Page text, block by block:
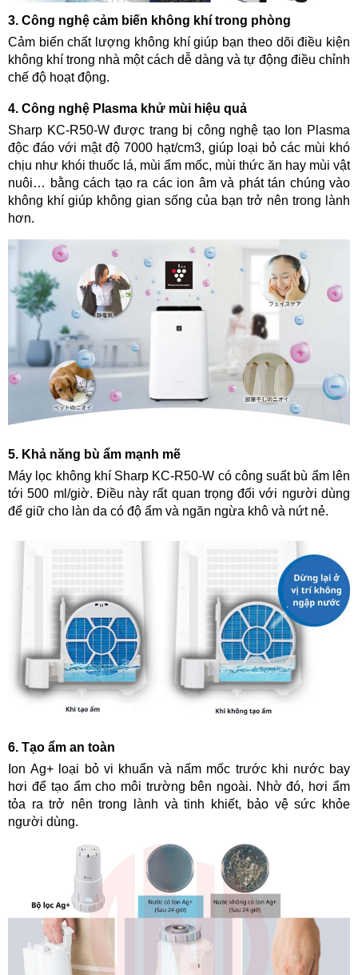
3. Công nghệ cảm biến không khí trong phòng
Cảm biến chất lượng không khí giúp bạn theo dõi điều kiện
không khí trong nhà một cách dễ dàng và tự động điều chỉnh
chế độ hoạt động.
4. Công nghệ Plasma khử mùi hiệu quả
Sharp KC-R50-W được trang bị công nghệ tạo Ion P lasma
độc đáo với mật độ 7000 hạt/cm3, giúp loại bỏ các mùi khó
chịu như khói thuốc lá, mùi ẩm mốc, mùi thức ăn hay mùi vật
nuôi… bằng cách tạo ra các ion âm và phát tán chúng vào
không khí giúp không gian sống của bạn trở nên trong lành
hơn.
5. Khả năng bù ẩm mạnh mẽ
Máy lọc không khí Sharp KC-R50-W có công suất bù ẩm lên
tới 500 ml/giờ. Điều này rất quan trọng đối với người dùng
để giữ cho làn da có độ ẩm và ngăn ngừa khô và nứt nẻ.
6. Tạo ẩm an toàn
Ion Ag+ loại bỏ vi khuẩn và nấm mốc trước khi nước bay
hơi để tạo ẩm cho môi trường bên ngoài. Nhờ đó, hơi ẩm
tỏa ra trở nên trong lành và tinh khiết, bảo vệ sức khỏe
người dùng.